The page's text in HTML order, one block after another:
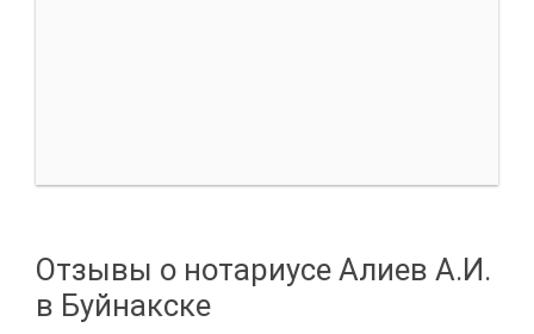
Отзывы о нотариусе Алиев А.И.
в Буйнакске